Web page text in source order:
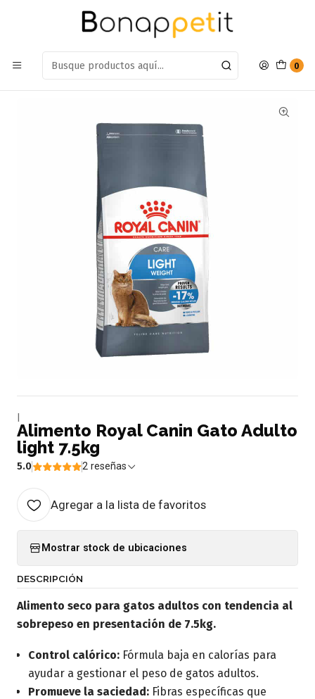
0
Estamos en: Antumalal 612, Quilicura Míranos en Maps
Alimento Royal Canin Gato Adulto light 7.5kg
Alimento Royal Canin Gato Adulto
light 7.5kg
5.0 2 reseñas
Agregar a la lista de favoritos
Mostrar stock de ubicaciones
DESCRIPCIÓN
Alimento seco para gatos adultos con tendencia al
sobrepeso en presentación de 7.5kg.
Control calórico: Fórmula baja en calorías para
ayudar a gestionar el peso de gatos adultos.
Promueve la saciedad: Fibras específicas que